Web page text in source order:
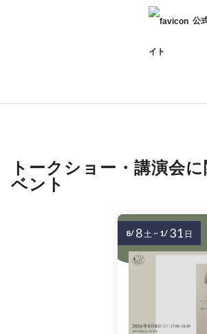
公
イト
トークショー・講演会
ベント
8/ 8土~ 1/ 31 日